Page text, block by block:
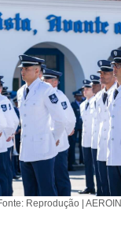
Reprodução | AEROIN